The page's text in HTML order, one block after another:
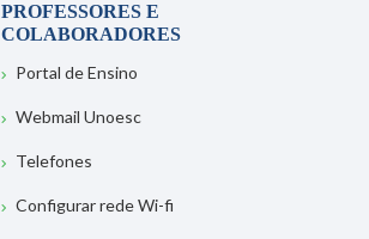
PROFESSORES E
COLABORADORES
Portal de Ensino
Webmail Unoesc
Telefones
Configurar rede Wi-fi